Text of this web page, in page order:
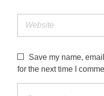
Save my name,
for the next time I